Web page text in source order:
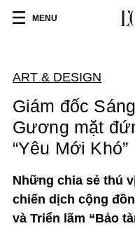
MENU
ART & DESIGN
Giám đốc
Gương mặt
“Yêu Mới Khó”
Những chia sẻ thú
chiến dịch cộng
và Triển lãm “Bảo